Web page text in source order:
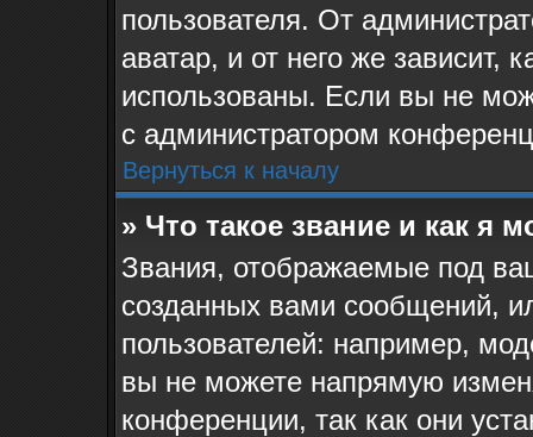
пользователя. От
аватар, и от него же зависит,
использованы. Если вы не
с администратором
Вернуться к началу
» Что такое звание и как я
Звания, отображаемые под
созданных вами сообщений,
пользователей: например,
вы не можете напрямую
конференции, так как они